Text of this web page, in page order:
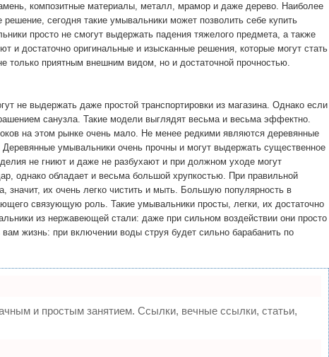
композитные материалы, металл, мрамор и даже дерево. Наиболее
сегодня такие умывальники может позволить себе купить
просто не смогут выдержать падения тяжелого предмета, а также
и достаточно оригинальные и изысканные решения, которые могут стать
приятным внешним видом, но и достаточной прочностью.
не выдержать даже простой транспортировки из магазина. Однако если
санузла. Такие модели выглядят весьма и весьма эффектно.
на этом рынке очень мало. Не менее редкими являются деревянные
умывальники очень прочны и могут выдержать существенное
не гниют и даже не разбухают и при должном уходе могут
однако обладает и весьма большой хрупкостью. При правильной
значит, их очень легко чистить и мыть. Большую популярность в
связующую роль. Такие умывальники просты, легки, их достаточно
из нержавеющей стали: даже при сильном воздействии они просто
жизнь: при включении воды струя будет сильно барабанить по
и простым занятием. Ссылки, вечные ссылки, статьи,